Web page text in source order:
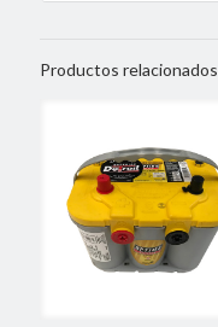
Productos relacionados